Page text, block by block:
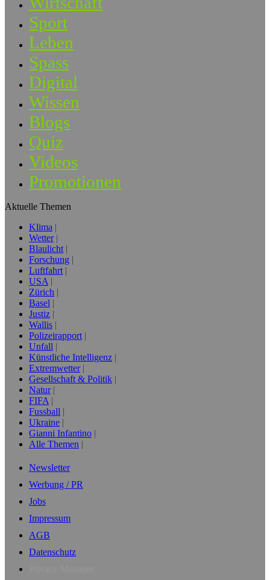
Sport
Leben
Spass
Digital
Wissen
Blogs
Quiz
Videos
Promotionen
Aktuelle Themen
Klima
Wetter
Blaulicht
Forschung
Luftfahrt
USA
Zürich
Basel
Justiz
Wallis
Polizeirapport
Unfall
Künstliche Intelligenz
Extremwetter
Gesellschaft & Politik
Natur
FIFA
Fussball
Ukraine
Gianni Infantino
Alle Themen
Newsletter
Werbung / PR
Jobs
Impressum
AGB
Datenschutz